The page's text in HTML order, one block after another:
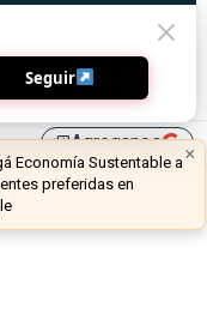
library_addAgreganos
Seguir